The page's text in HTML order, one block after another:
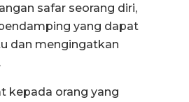
safar seorang diri,
yang dapat
dan mengingatkan
kepada orang yang